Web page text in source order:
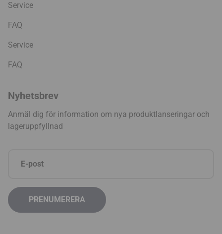
Service
FAQ
Service
FAQ
Nyhetsbrev
Anmäl dig för information om nya produktlanseringar och
lageruppfyllnad